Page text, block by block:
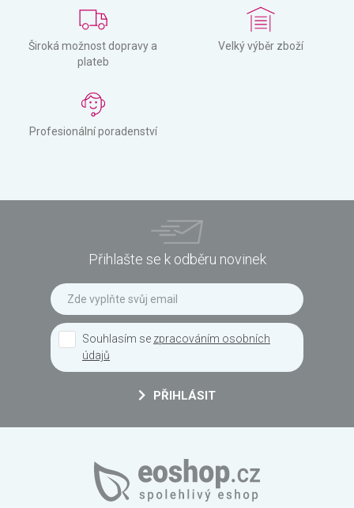
Široká možnost dopravy a
plateb
Velký výběr zboží
Profesionální poradenství
Přihlašte se k odběru novinek
Souhlasím se zpracováním osobních
údajů
PŘIHLÁSIT